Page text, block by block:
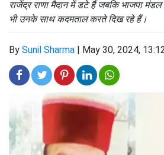
राजेंद्र राणा मैदान में डटे हैं जबकि भाजपा मंडल
भी उनके साथ कदमताल करते दिख रहे हैं।
By Sunil Sharma | May 30, 2024,